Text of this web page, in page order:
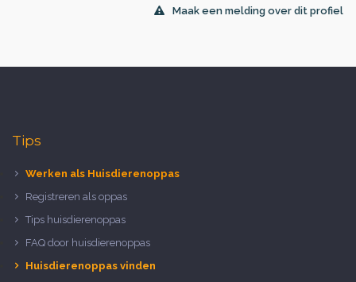
Maak een melding over dit profiel
Tips
Werken als Huisdierenoppas
Registreren als oppas
Tips huisdierenoppas
FAQ door huisdierenoppas
Huisdierenoppas vinden